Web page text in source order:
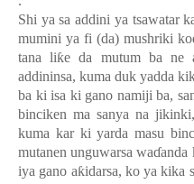
Shi ya sa addini ya tsawatar
mumini ya fi (da) mushriki
tana liƙe da mutum ba ne
addininsa, kuma duk yadda
ba ki isa ki gano namiji ba,
binciken ma sanya na
kuma kar ki yarda masu
mutanen unguwarsa waɗanda
iya gano aƙidarsa, ko ya kika